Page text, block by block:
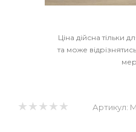
Ціна дійсна тільки
та може
Артикул: